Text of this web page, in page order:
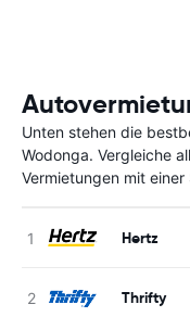
Unten stehen die
Wodonga. Vergleiche
Vermietungen mit
Hertz
Thrifty